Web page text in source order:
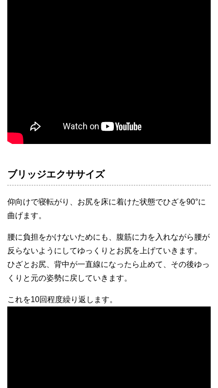
ブリッジエクササイズ
仰向けで寝転がり、お尻を床に着けた状態でひざを90°に
曲げます。
腰に負担をかけないためにも、腹筋に力を入れながら腰が
反らないようにしてゆっくりとお尻を上げていきます。
ひざとお尻、背中が一直線になったら止めて、その後ゆっ
くりと元の姿勢に戻していきます。
これを10回程度繰り返します。